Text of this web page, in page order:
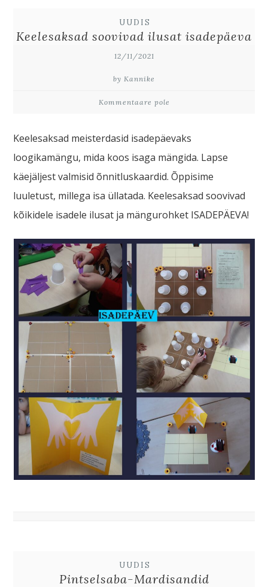
UUDIS
Keelesaksad soovivad ilusat isadepäeva
12/11/2021
by Kannike
Kommentaare pole
Keelesaksad meisterdasid isadepäevaks
loogikamängu, mida koos isaga mängida. Lapse
käejäljest valmisid õnnitluskaardid. Õppisime
luuletust, millega isa üllatada. Keelesaksad soovivad
kõikidele isadele ilusat ja mängurohket ISADEPÄEVA!
UUDIS
Pintselsaba-Mardisandid